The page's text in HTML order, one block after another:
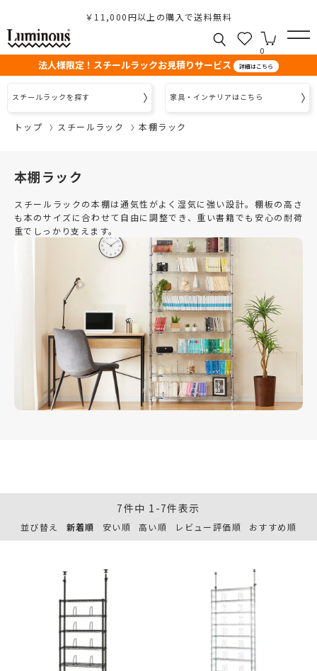
￥11,000円以上の購入で送料無料
0
法人様限定！スチールラックお見積りサービス 詳細はこちら
スチールラックを探す 家具・インテリアはこちら
トップ スチールラック 本棚ラック
本棚ラック
スチールラックの本棚は通気性がよく湿気に強い設計。棚板の高さ
も本のサイズに合わせて自由に調整でき、重い書籍でも安心の耐荷
重でしっかり支えます。
並び替え 新着順 安い順 高い順 レビュー評価順 おすすめ順
7件中 1 -7件表示